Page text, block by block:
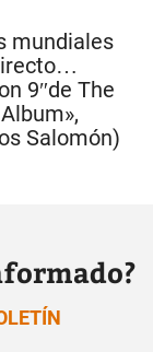
mundiales
9″de The
Salomón)